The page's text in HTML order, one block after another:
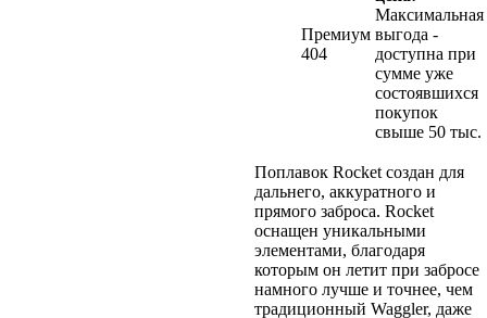
Премиум
404
Максимальная
выгода -
доступна при
сумме уже
состоявшихся
покупок
свыше 50 тыс.
Поплавок Rocket создан для
дальнего, аккуратного и
прямого заброса. Rocket
оснащен уникальными
элементами, благодаря
которым он летит при забросе
намного лучше и точнее, чем
традиционный Waggler, даже